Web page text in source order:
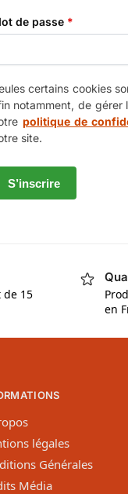
de passe *
certains cookies
notamment, de gérer
politique de
site.
S’inscrire
de 15
en
légales
Générales
Média